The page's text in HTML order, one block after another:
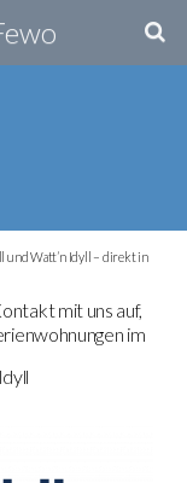
und Watt’n Idyll – direkt in
mit uns auf,
im